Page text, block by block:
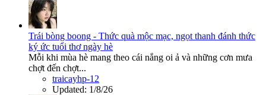
Trái bòng boong - Thức quà mộc mạc, ngọt thanh đánh thức
ký ức tuổi thơ ngày hè
Mỗi khi mùa hè mang theo cái nắng oi ả và những cơn mưa
chợt đến chợt...
traicayhp-12
Updated: 1/8/26